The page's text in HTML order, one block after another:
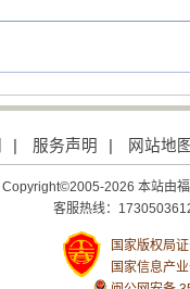
服务声明 网站地
Copyright©2005-2026 本站由
客服热线：
国家版权局
国家信息产